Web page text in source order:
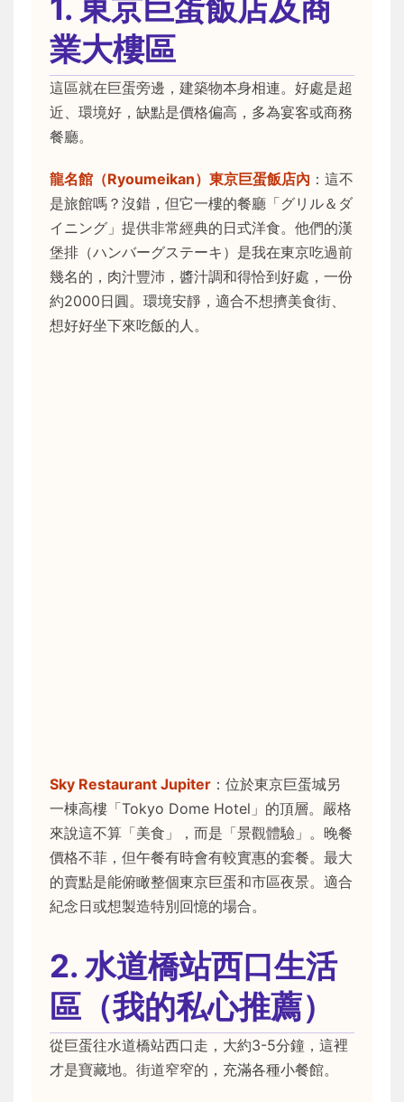
1. 東京巨蛋飯店及商
業大樓區
這區就在巨蛋旁邊，建築物本身相連。好處是超
近、環境好，缺點是價格偏高，多為宴客或商務
餐廳。
龍名館（Ryoumeikan）東京巨蛋飯店內 ：這不
是旅館嗎？沒錯，但它一樓的餐廳「グリル＆ダ
イニング」提供非常經典的日式洋食。他們的漢
堡排（ハンバーグステーキ）是我在東京吃過前
幾名的，肉汁豐沛，醬汁調和得恰到好處，一份
約2000日圓。環境安靜，適合不想擠美食街、
想好好坐下來吃飯的人。
Sky Restaurant Jupiter ：位於東京巨蛋城另
一棟高樓「Tokyo Dome Hotel」的頂層。嚴格
來說這不算「美食」，而是「景觀體驗」。晚餐
價格不菲，但午餐有時會有較實惠的套餐。最大
的賣點是能俯瞰整個東京巨蛋和市區夜景。適合
紀念日或想製造特別回憶的場合。
2. 水道橋站西口生活
區（我的私心推薦）
從巨蛋往水道橋站西口走，大約3-5分鐘，這裡
才是寶藏地。街道窄窄的，充滿各種小餐館。